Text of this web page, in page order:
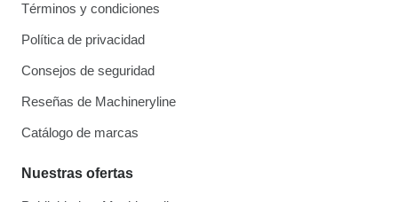
Términos y condiciones
Política de privacidad
Consejos de seguridad
Reseñas de Machineryline
Catálogo de marcas
Nuestras ofertas